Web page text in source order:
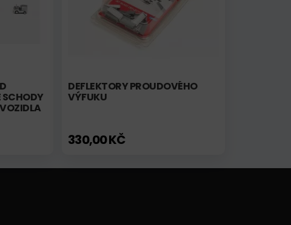
DEFLEKTORY PROUDOVÉHO
VÝFUKU
330,00 KČ